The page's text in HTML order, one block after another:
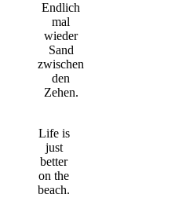
Endlich
mal
wieder
Sand
zwischen
den
Zehen.
Life is
just
better
on the
beach.